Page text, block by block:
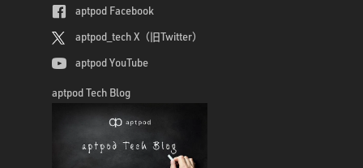
aptpod Facebook
aptpod_tech X（旧Twitter）
aptpod YouTube
aptpod Tech Blog